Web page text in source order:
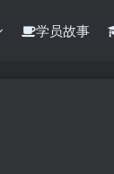
学员故事